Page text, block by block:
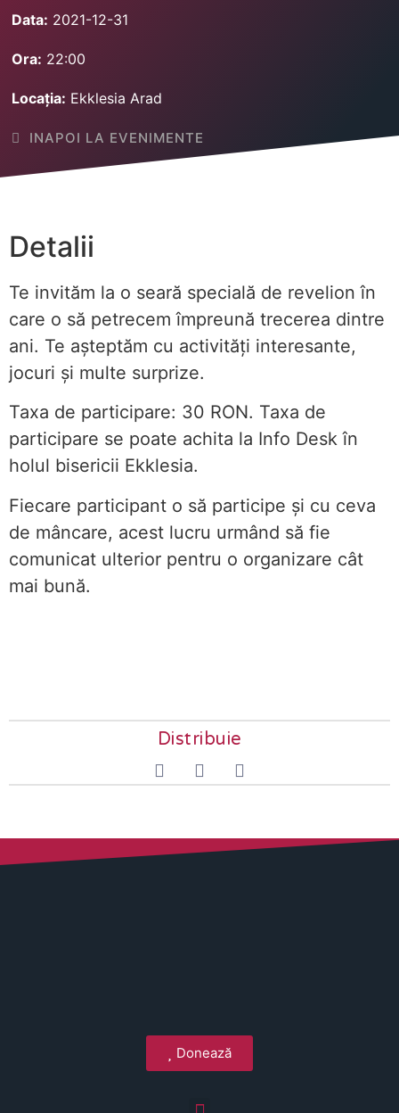
Data: 2021-12-31
Ora: 22:00
Locația: Ekklesia Arad
INAPOI LA EVENIMENTE
Detalii
Te invităm la o seară specială de revelion în
care o să petrecem împreună trecerea dintre
ani. Te așteptăm cu activități interesante,
jocuri și multe surprize.
Taxa de participare: 30 RON. Taxa de
participare se poate achita la Info Desk în
holul bisericii Ekklesia.
Fiecare participant o să participe și cu ceva
de mâncare, acest lucru urmând să fie
comunicat ulterior pentru o organizare cât
mai bună.
Distribuie
Donează